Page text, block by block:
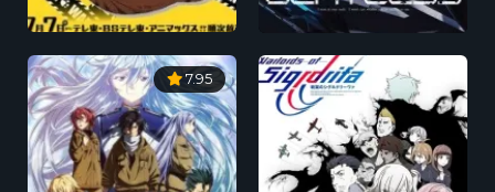
7.95